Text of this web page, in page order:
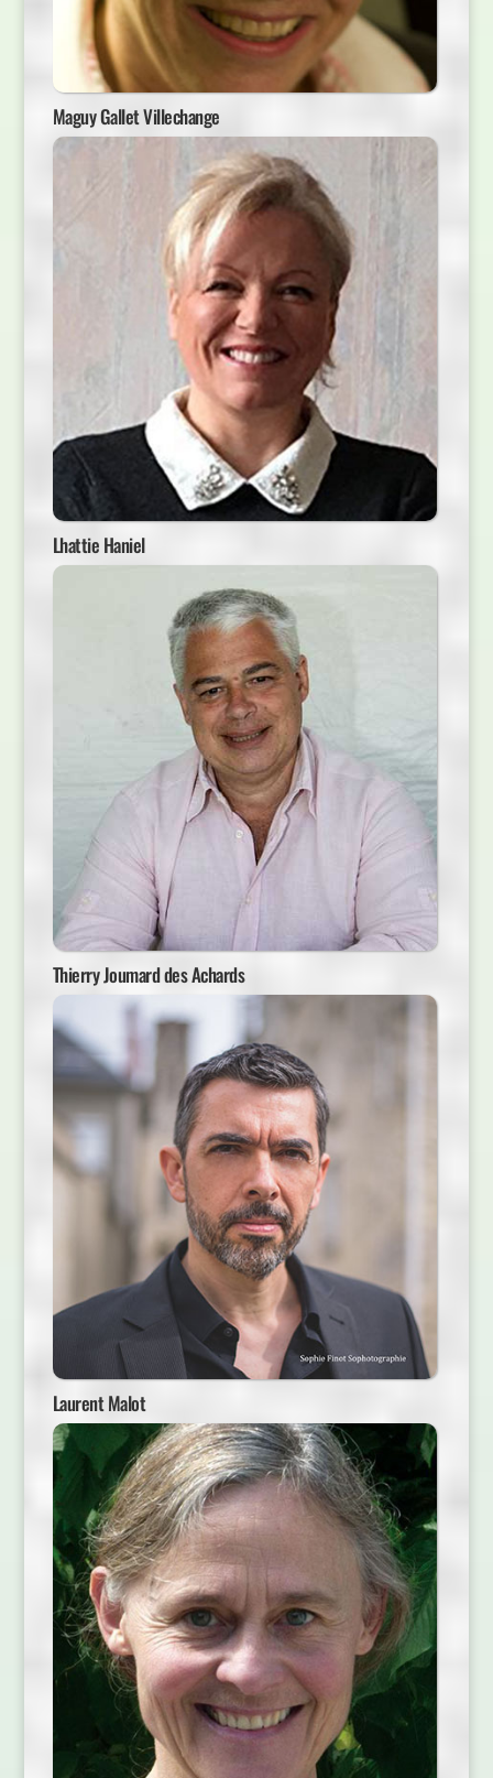
Maguy Gallet Villechange
Lhattie Haniel
Thierry Joumard des Achards
Laurent Malot